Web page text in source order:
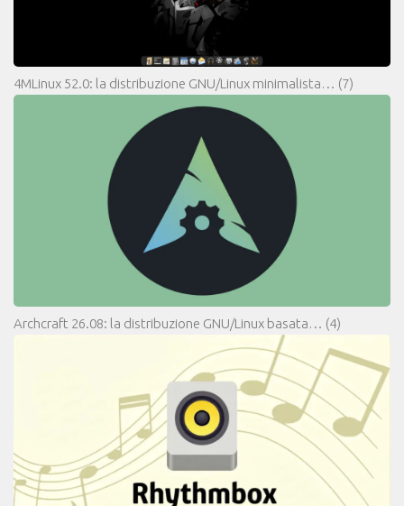
4MLinux 52.0: la distribuzione GNU/Linux minimalista… (7)
Archcraft 26.08: la distribuzione GNU/Linux basata… (4)